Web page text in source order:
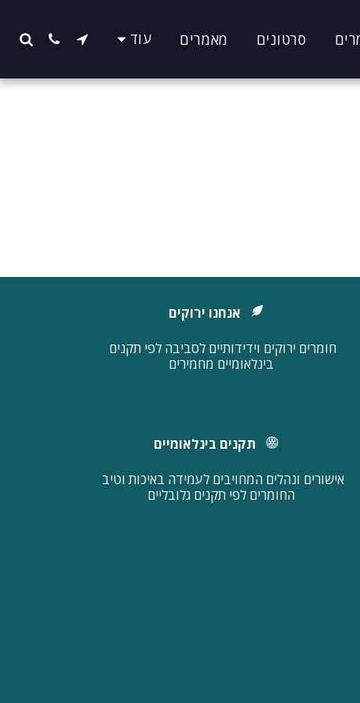
סרטונים מאמרים עוד
אנחנו ירוקים
בינלאומיים מחמירים
תקנים בינלאומיים
החומרים לפי תקנים גלובליים